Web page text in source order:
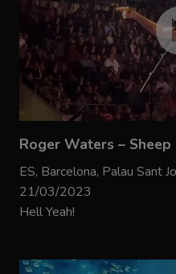
Roger Waters – Sheep
ES, Barcelona, Palau Sant
21/03/2023
Hell Yeah!